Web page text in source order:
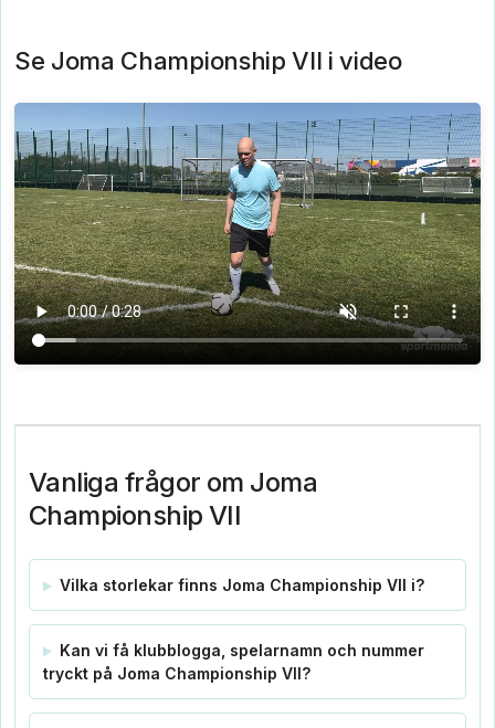
Se Joma Championship VII i video
Vanliga frågor om Joma
Championship VII
Vilka storlekar finns Joma Championship VII i?
Kan vi få klubblogga, spelarnamn och nummer
tryckt på Joma Championship VII?